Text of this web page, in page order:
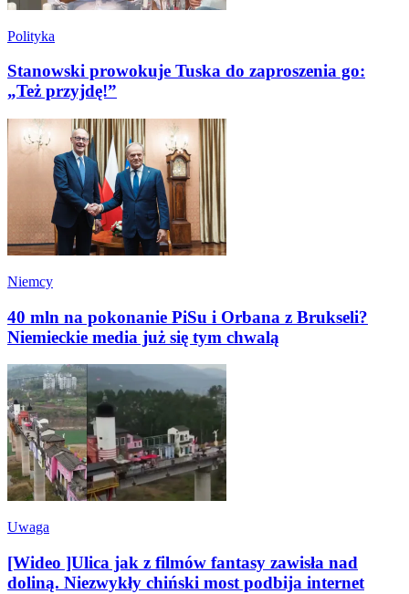
Polityka
Stanowski prowokuje Tuska do zaproszenia go:
„Też przyjdę!”
Niemcy
40 mln na pokonanie PiSu i Orbana z Brukseli?
Niemieckie media już się tym chwalą
Uwaga
[Wideo ]Ulica jak z filmów fantasy zawisła nad
doliną. Niezwykły chiński most podbija internet